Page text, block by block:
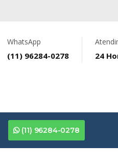
WhatsApp
(11) 96284-0278 24
(11) 96284-0278